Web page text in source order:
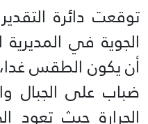
توقعت دائرة
الجوية في المديرية
أن يكون الطقس غدا،
ضباب على الجبال
الحرارة حيث تعود